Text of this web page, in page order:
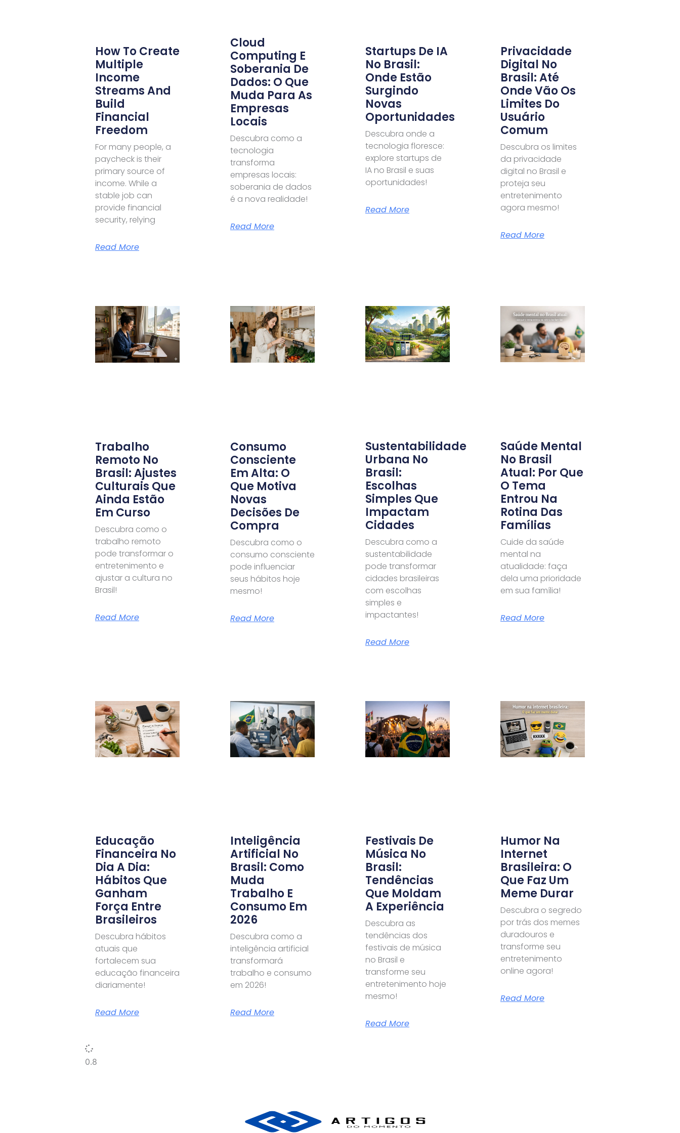
How To Create
Multiple
Income
Streams And
Build
Financial
Freedom
For many people, a
paycheck is their
primary source of
income. While a
stable job can
provide financial
security, relying
Read More
Cloud
Computing E
Soberania De
Dados: O Que
Muda Para As
Empresas
Locais
Descubra como a
tecnologia
transforma
empresas locais:
soberania de dados
é a nova realidade!
Read More
Startups De IA
No Brasil:
Onde Estão
Surgindo
Novas
Oportunidades
Descubra onde a
tecnologia floresce:
explore startups de
IA no Brasil e suas
oportunidades!
Read More
Privacidade
Digital No
Brasil: Até
Onde Vão Os
Limites Do
Usuário
Comum
Descubra os limites
da privacidade
digital no Brasil e
proteja seu
entretenimento
agora mesmo!
Read More
Trabalho
Remoto No
Brasil: Ajustes
Culturais Que
Ainda Estão
Em Curso
Descubra como o
trabalho remoto
pode transformar o
entretenimento e
ajustar a cultura no
Brasil!
Read More
Consumo
Consciente
Em Alta: O
Que Motiva
Novas
Decisões De
Compra
Descubra como o
consumo consciente
pode influenciar
seus hábitos hoje
mesmo!
Read More
Sustentabilidade
Urbana No
Brasil:
Escolhas
Simples Que
Impactam
Cidades
Descubra como a
sustentabilidade
pode transformar
cidades brasileiras
com escolhas
simples e
impactantes!
Read More
Saúde Mental
No Brasil
Atual: Por Que
O Tema
Entrou Na
Rotina Das
Famílias
Cuide da saúde
mental na
atualidade: faça
dela uma prioridade
em sua família!
Read More
Educação
Financeira No
Dia A Dia:
Hábitos Que
Ganham
Força Entre
Brasileiros
Descubra hábitos
atuais que
fortalecem sua
educação financeira
diariamente!
Read More
Inteligência
Artificial No
Brasil: Como
Muda
Trabalho E
Consumo Em
2026
Descubra como a
inteligência artificial
transformará
trabalho e consumo
em 2026!
Read More
Festivais De
Música No
Brasil:
Tendências
Que Moldam
A Experiência
Descubra as
tendências dos
festivais de música
no Brasil e
transforme seu
entretenimento hoje
mesmo!
Read More
Humor Na
Internet
Brasileira: O
Que Faz Um
Meme Durar
Descubra o segredo
por trás dos memes
duradouros e
transforme seu
entretenimento
online agora!
Read More